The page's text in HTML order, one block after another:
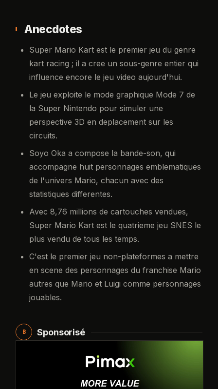
Anecdotes
Super Mario Kart est le premier jeu du genre
kart racing ; il a cree un sous-genre entier qui
influence encore le jeu video aujourd'hui.
Le jeu exploite le mode graphique Mode 7 de
la Super Nintendo pour simuler une
perspective 3D en deplacement sur les
circuits.
Soyo Oka a compose la bande-son, qui
accompagne huit personnages emblematiques
de l'univers Mario, chacun avec des
statistiques differentes.
Avec 8,76 millions de cartouches vendues,
Super Mario Kart est le quatrieme jeu SNES le
plus vendu de tous les temps.
C'est le premier jeu non-plateformes a mettre
en scene des personnages du franchise Mario
autres que Mario et Luigi comme personnages
jouables.
B Sponsorisé